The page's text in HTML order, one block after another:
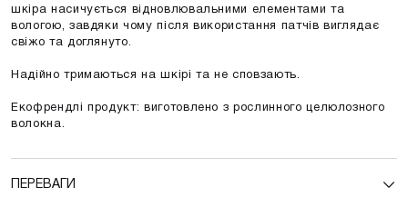
шкіра насичується відновлювальними елементами та
вологою, завдяки чому після використання патчів виглядає
свіжо та доглянуто.
Надійно тримаються на шкірі та не сповзають.
Екофрендлі продукт: виготовлено з рослинного целюлозного
волокна.
ПЕРЕВАГИ